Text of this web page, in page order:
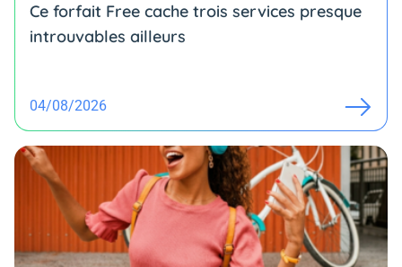
Ce forfait Free cache trois services presque
introuvables ailleurs
04/08/2026